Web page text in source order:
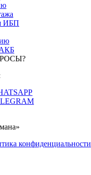
ИБП
конфиденциальности